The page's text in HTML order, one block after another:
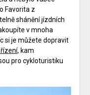
Favorita z
shánění jízdních
v mnoha
si je můžete dopravit
, kam
pro cykloturistiku